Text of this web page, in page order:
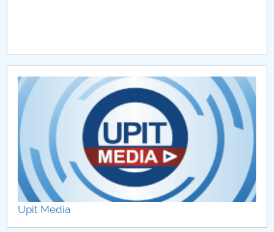
CAR2026
MENIU CANTINA
Sesiunea III de admitere licență
Sesiunea II de admitere licență
Documente înscriere
Admitere licență dosar
Upit Media